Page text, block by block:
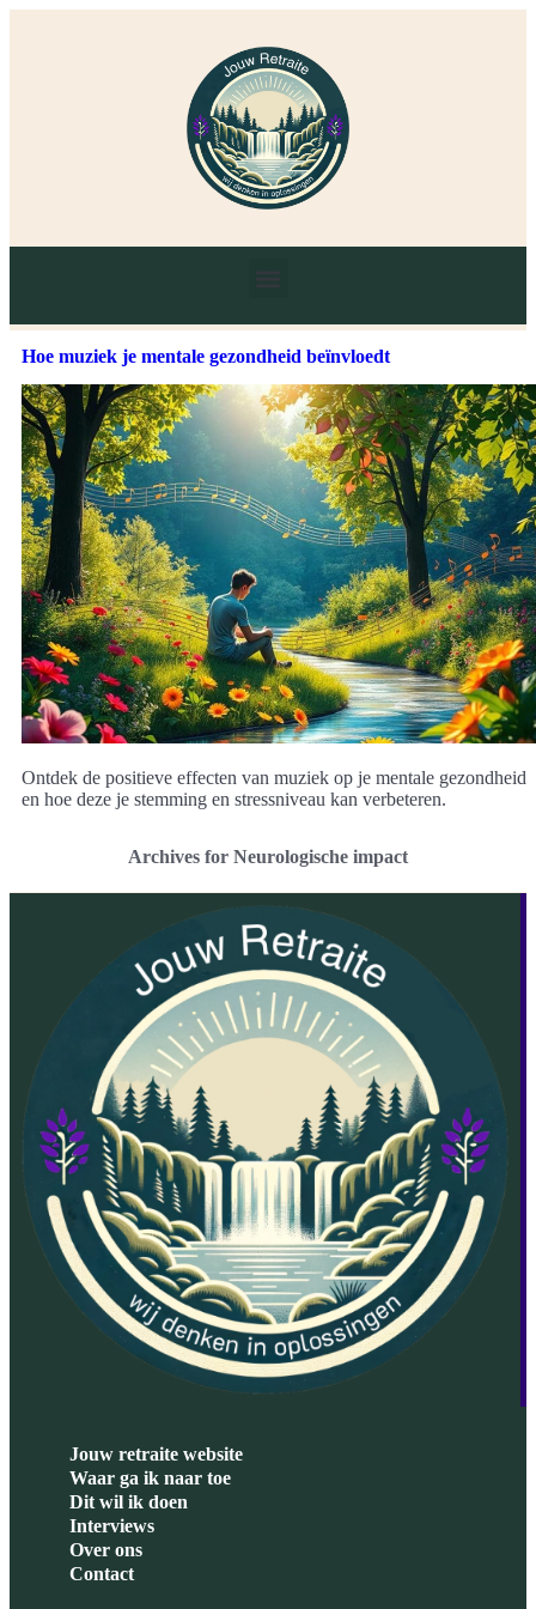
Hoe muziek je mentale gezondheid beïnvloedt
Ontdek de positieve effecten van muziek op je mentale gezondheid
en hoe deze je stemming en stressniveau kan verbeteren.
Archives for Neurologische impact
Jouw retraite website
Waar ga ik naar toe
Dit wil ik doen
Interviews
Over ons
Contact